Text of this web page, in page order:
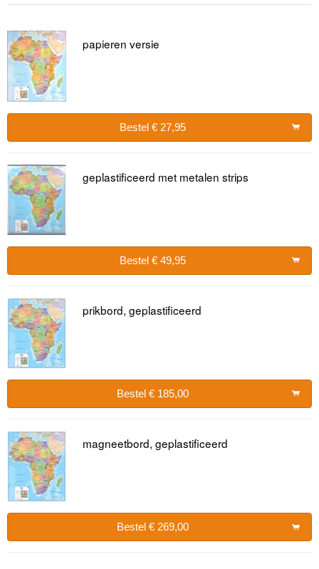
papieren versie
Bestel € 27,95
geplastificeerd met metalen strips
Bestel € 49,95
prikbord, geplastificeerd
Bestel € 185,00
magneetbord, geplastificeerd
Bestel € 269,00